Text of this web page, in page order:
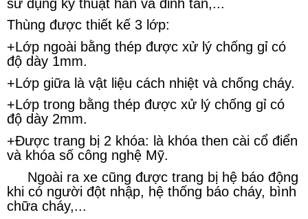
sử dụng kỹ thuật hàn và đinh tán,...
Thùng được thiết kế 3 lớp:
+Lớp ngoài bằng thép được xử lý chống gỉ có
độ dày 1mm.
+Lớp giữa là vật liệu cách nhiệt và chống cháy.
+Lớp trong bằng thép được xử lý chống gỉ có
độ dày 2mm.
+Được trang bị 2 khóa: là khóa then cài cổ điển
và khóa số công nghệ Mỹ.
Ngoài ra xe cũng được trang bị hệ báo động
khi có người đột nhập, hệ thống báo cháy, bình
chữa cháy,...